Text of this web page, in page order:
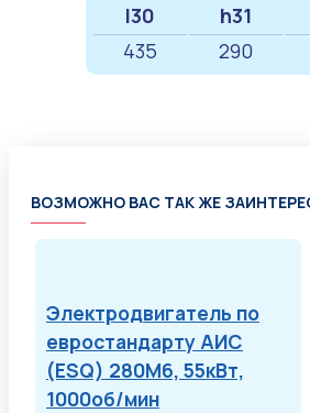
l30 h31
435
290
ВОЗМОЖНО ВАС ТАК ЖЕ
Электродвигатель по
евростандарту АИС
(ESQ) 280M6, 55кВт,
1000об/мин